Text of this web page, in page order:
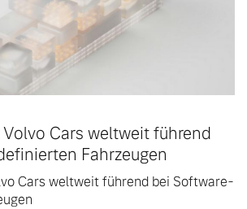
Cars weltweit führend
Fahrzeugen
Cars weltweit führend bei Software-